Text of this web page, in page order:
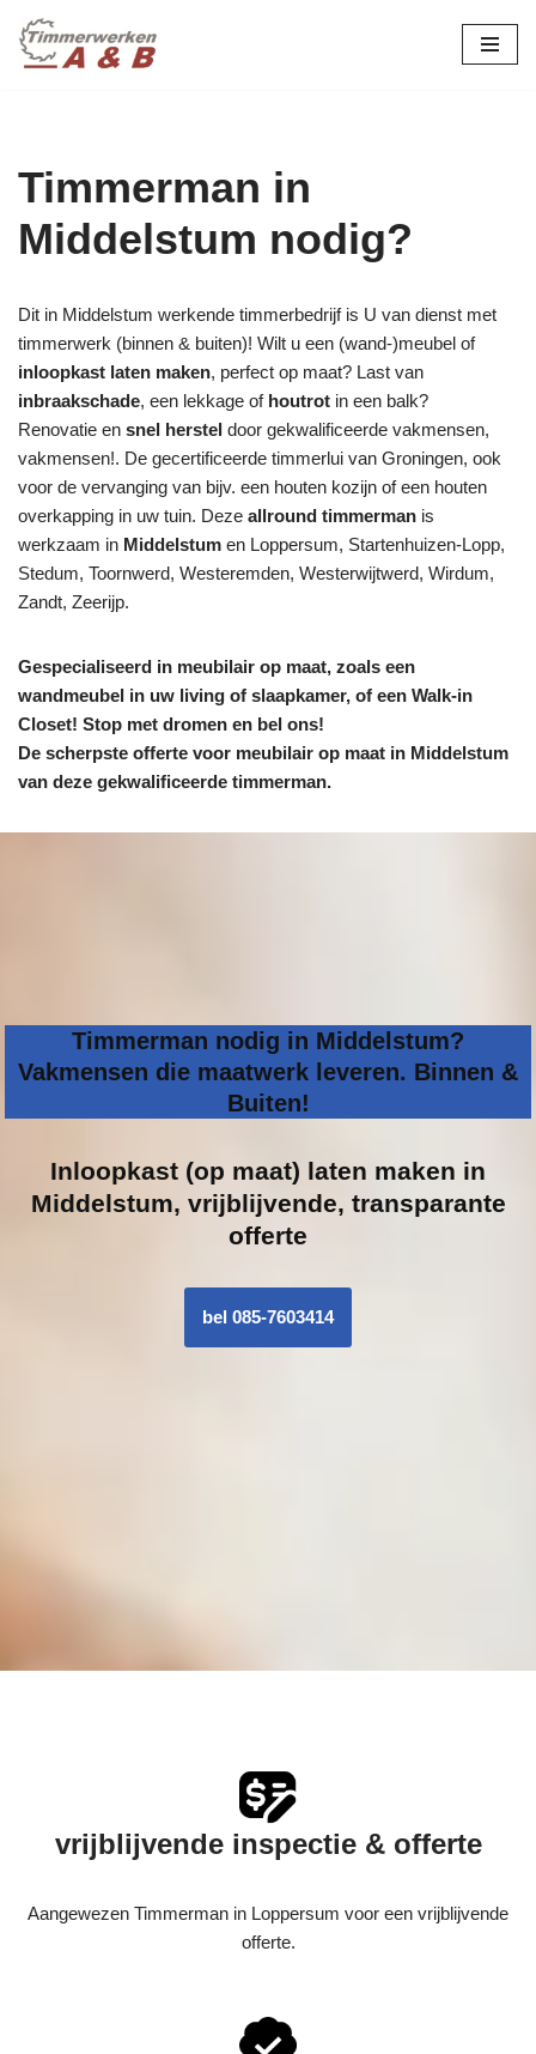
Ga
Timmerman in
Middelstum nodig?
Dit in Middelstum werkende timmerbedrijf is U van dienst met
timmerwerk (binnen & buiten)! Wilt u een (wand-)meubel of
inloopkast laten maken, perfect op maat? Last van
inbraakschade, een lekkage of houtrot in een balk?
Renovatie en snel herstel door gekwalificeerde vakmensen,
vakmensen!. De gecertificeerde timmerlui van Groningen, ook
voor de vervanging van bijv. een houten kozijn of een houten
overkapping in uw tuin. Deze allround timmerman is
werkzaam in Middelstum en Loppersum, Startenhuizen-Lopp,
Stedum, Toornwerd, Westeremden, Westerwijtwerd, Wirdum,
Zandt, Zeerijp.
Gespecialiseerd in meubilair op maat, zoals een
wandmeubel in uw living of slaapkamer, of een Walk-in
Closet! Stop met dromen en bel ons!
De scherpste offerte voor meubilair op maat in Middelstum
van deze gekwalificeerde timmerman.
Timmerman nodig in Middelstum?
Vakmensen die maatwerk leveren. Binnen &
Buiten!
Inloopkast (op maat) laten maken in
Middelstum, vrijblijvende, transparante
offerte
bel 085-7603414
vrijblijvende inspectie & offerte
Aangewezen Timmerman in Loppersum voor een vrijblijvende
offerte.